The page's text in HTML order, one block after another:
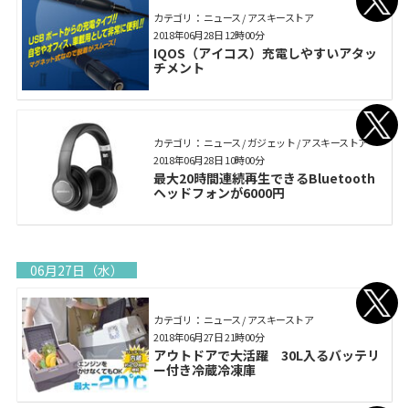
カテゴリ： ニュース / アスキーストア
IQOS（アイコス）充電しやすいアタッ
チメント
2018年06月28日 12時00分
カテゴリ： ニュース / ガジェット / アスキーストア
最大20時間連続再生できるBluetooth
ヘッドフォンが6000円
2018年06月28日 10時00分
06月27日（水）
カテゴリ： ニュース / アスキーストア
アウトドアで大活躍 30L入るバッテリ
ー付き冷蔵冷凍庫
2018年06月27日 21時00分